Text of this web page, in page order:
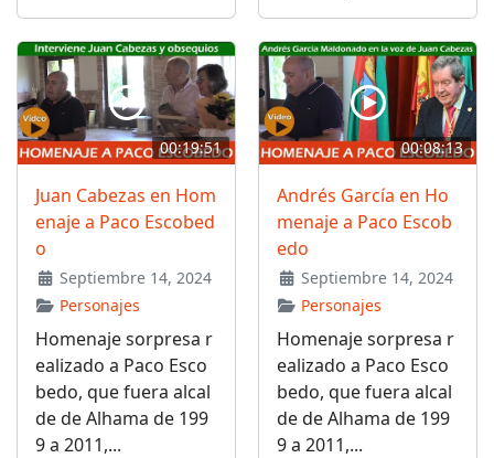
00:19:51
Juan Cabezas en Hom
enaje a Paco Escobed
o
Septiembre 14, 2024
Personajes
Homenaje sorpresa r
ealizado a Paco Esco
bedo, que fuera alcal
de de Alhama de 199
9 a 2011,...
00:08:13
Andrés García en Ho
menaje a Paco Escob
edo
Septiembre 14, 2024
Personajes
Homenaje sorpresa r
ealizado a Paco Esco
bedo, que fuera alcal
de de Alhama de 199
9 a 2011,...